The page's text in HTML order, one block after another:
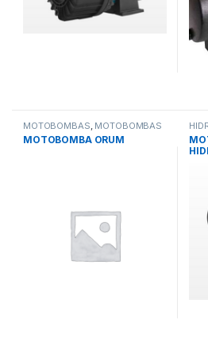
MOTOBOMBAS MOTOBOMBAS
RESIDENCIALES ,PISCINAS
MOTOBOMBA ORUM